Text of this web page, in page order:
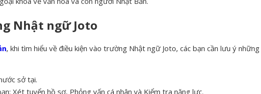
Nhật ngữ Joto
, khi tìm hiểu về điều kiện vào trường Nhật ngữ Joto, các bạn cần lưu ý những
sở tại.
Xét tuyển hồ sơ, Phỏng vấn cá nhân và Kiểm tra năng lực.